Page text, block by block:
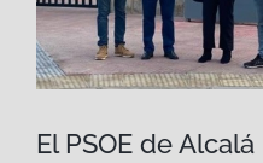
El PSOE de